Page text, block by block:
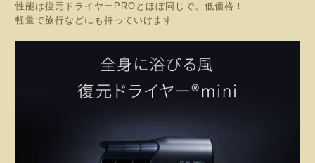
性能は復元ドライヤーPROとほぼ同じで、低価格！
軽量で旅行などにも持っていけます